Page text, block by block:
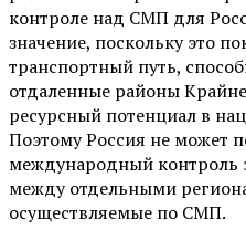
контроле над СМП для
значение, поскольку это
транспортный путь,
отдаленные районы
ресурсный потенциал в
Поэтому Россия не может
международный контроль
между отдельными
осуществляемые по СМП.